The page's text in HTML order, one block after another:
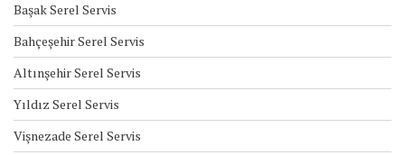
Başak Serel Servis
Bahçeşehir Serel Servis
Altınşehir Serel Servis
Yıldız Serel Servis
Vişnezade Serel Servis